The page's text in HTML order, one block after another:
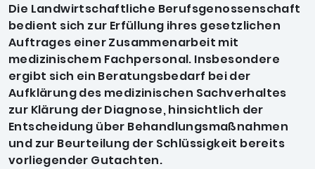
Die Landwirtschaftliche Berufsgenossenschaft
bedient sich zur Erfüllung ihres gesetzlichen
Auftrages einer Zusammenarbeit mit
medizinischem Fachpersonal. Insbesondere
ergibt sich ein Beratungsbedarf bei der
Aufklärung des medizinischen Sachverhaltes
zur Klärung der Diagnose, hinsichtlich der
Entscheidung über Behandlungsmaßnahmen
und zur Beurteilung der Schlüssigkeit bereits
vorliegender Gutachten.